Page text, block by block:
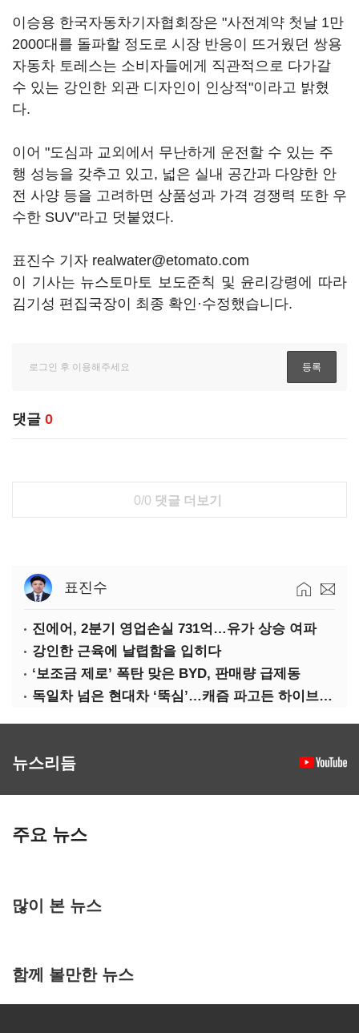
이승용 한국자동차기자협회장은 "사전계약 첫날 1만
2000대를 돌파할 정도로 시장 반응이 뜨거웠던 쌍용
자동차 토레스는 소비자들에게 직관적으로 다가갈
수 있는 강인한 외관 디자인이 인상적"이라고 밝혔
다.
이어 "도심과 교외에서 무난하게 운전할 수 있는 주
행 성능을 갖추고 있고, 넓은 실내 공간과 다양한 안
전 사양 등을 고려하면 상품성과 가격 경쟁력 또한 우
수한 SUV"라고 덧붙였다.
표진수 기자 realwater@etomato.com
이 기사는 뉴스토마토 보도준칙 및 윤리강령에 따라
김기성 편집국장이 최종 확인·수정했습니다.
댓글 0
0/0 댓글 더보기
표진수
진에어, 2분기 영업손실 731억…유가 상승 여파
강인한 근육에 날렵함을 입히다
‘보조금 제로’ 폭탄 맞은 BYD, 판매량 급제동
독일차 넘은 현대차 ‘뚝심’…캐즘 파고든 하이브리드 역전극
뉴스리듬
주요 뉴스
많이 본 뉴스
함께 볼만한 뉴스